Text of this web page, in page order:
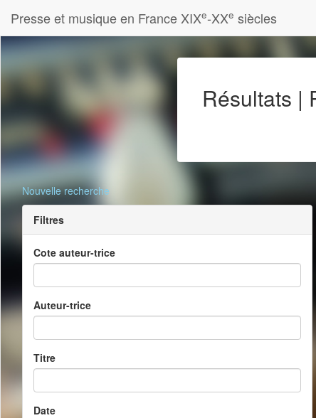
Presse et musique en France XIXe-XXe siècles
Résultats |
Nouvelle recherche
Filtres
Cote auteur-trice
Auteur-trice
Titre
Date